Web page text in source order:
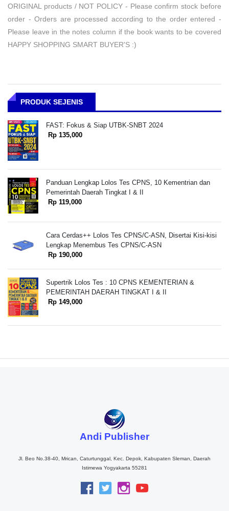
ORIGINAL products / NOT POLICY - Please confirm stock before
order - Orders are processed according to the order entered -
Please leave in the notes column if the book wants to be covered
HAPPY SHOPPING SMART BUYER'S :)
PRODUK SEJENIS
FAST: Fokus & Siap UTBK-SNBT 2024
Rp 135,000
Panduan Lengkap Lolos Tes CPNS, 10 Kementrian dan
Pemerintah Daerah Tingkat I & II
Rp 119,000
Cara Cerdas++ Lolos Tes CPNS/C-ASN, Disertai Kisi-kisi
Lengkap Menembus Tes CPNS/C-ASN
Rp 190,000
Supertrik Lolos Tes : 10 CPNS KEMENTERIAN &
PEMERINTAH DAERAH TINGKAT I & II
Rp 149,000
Andi Publisher
Jl. Beo No.38-40, Mrican, Caturtunggal, Kec. Depok, Kabupaten Sleman, Daerah
Istimewa Yogyakarta 55281